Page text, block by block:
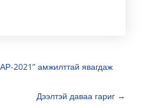
2021” амжилттай явагдаж
Дээлтэй даваа гариг →